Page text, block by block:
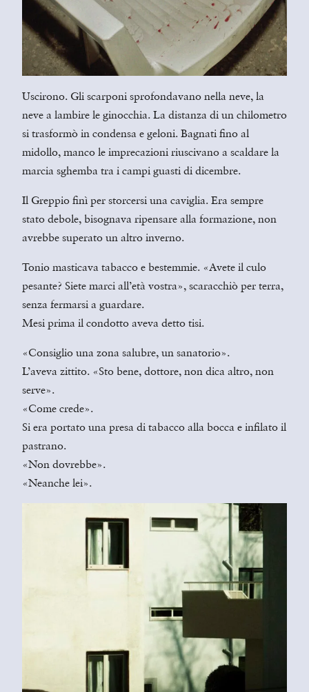
Uscirono. Gli scarponi sprofondavano nella neve, la
neve a lambire le ginocchia. La distanza di un chilometro
si trasformò in condensa e geloni. Bagnati fino al
midollo, manco le imprecazioni riuscivano a scaldare la
marcia sghemba tra i campi guasti di dicembre.
Il Greppio finì per storcersi una caviglia. Era sempre
stato debole, bisognava ripensare alla formazione, non
avrebbe superato un altro inverno.
Tonio masticava tabacco e bestemmie. «Avete il culo
pesante? Siete marci all’età vostra», scaracchiò per terra,
senza fermarsi a guardare.
Mesi prima il condotto aveva detto tisi.
«Consiglio una zona salubre, un sanatorio».
L’aveva zittito. «Sto bene, dottore, non dica altro, non
serve».
«Come crede».
Si era portato una presa di tabacco alla bocca e infilato il
pastrano.
«Non dovrebbe».
«Neanche lei».